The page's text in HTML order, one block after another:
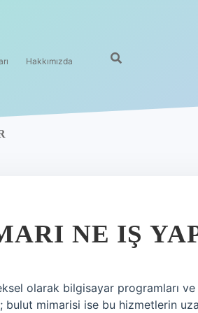
Hakkımızda
NE IŞ
olarak bilgisayar programları
bulut mimarisi ise bu hizmetlerin